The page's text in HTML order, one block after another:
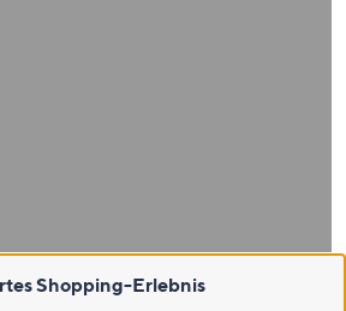
Shopping-Erlebnis